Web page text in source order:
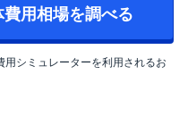
費用相場を調べる
シミュレーターを利用されるお